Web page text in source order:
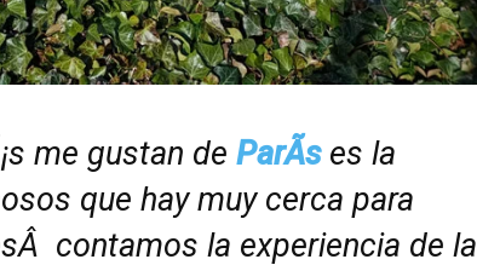
me gustan de ParÃ­s es la
que hay muy cerca para
contamos la experiencia de la